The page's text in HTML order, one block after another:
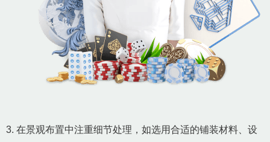
3. 在景观布置中注重细节处理，如选用合适的铺装材料、设